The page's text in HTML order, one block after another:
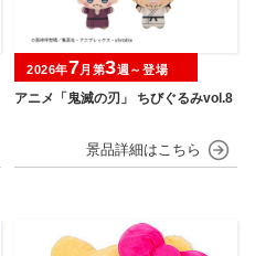
アニメ「鬼滅の刃」 ちびぐるみvol.8
2026年7月第3週～登場